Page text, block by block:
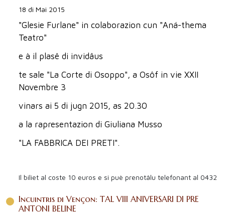
18 di Mai 2015
"Glesie Furlane" in colaborazion cun "Aná-thema
Teatro"
e à il plasê di invidâus
te sale "La Corte di Osoppo", a Osôf in vie XXII
Novembre 3
vinars ai 5 di jugn 2015, as 20.30
a la rapresentazion di Giuliana Musso
"LA FABBRICA DEI PRETI".
Il biliet al coste 10 euros e si puè prenotâlu telefonant al 0432
Incuintris di Vençon: TAL VIII ANIVERSARI DI PRE
ANTONI BELINE